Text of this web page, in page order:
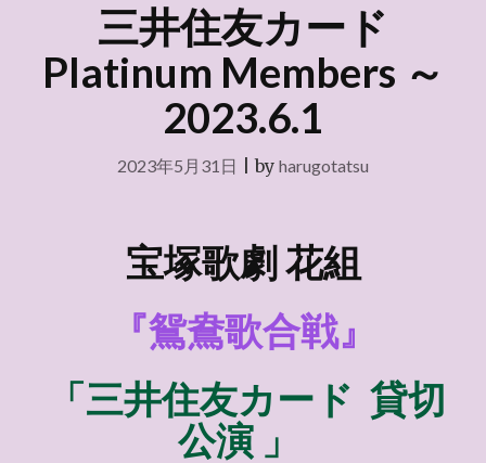
三井住友カード
Platinum Members ～
2023.6.1
2023年5月31日 |by harugotatsu
宝塚歌劇 花組
『鴛鴦歌合戦』
「三井住友カード 貸切
公演 」